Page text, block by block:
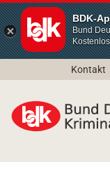
BDK-
Bund
Kontakt